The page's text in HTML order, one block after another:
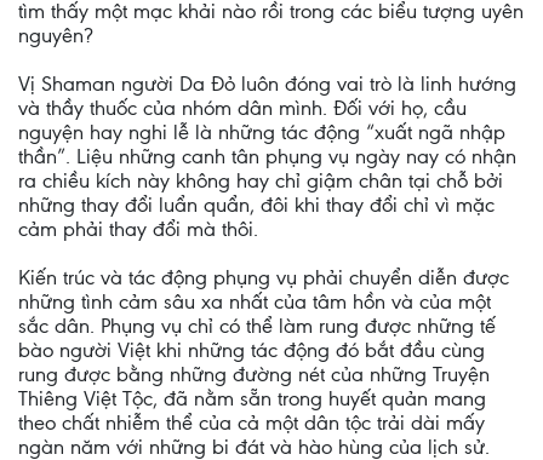
tìm thấy một mạc khải nào rồi trong các biểu tượng uyên
nguyên?
Vị Shaman người Da Ðỏ luôn đóng vai trò là linh hướng
và thầy thuốc của nhóm dân mình. Ðối với họ, cầu
nguyện hay nghi lễ là những tác động “xuất ngã nhập
thần”. Liệu những canh tân phụng vụ ngày nay có nhận
ra chiều kích này không hay chỉ giậm chân tại chỗ bởi
những thay đổi luẩn quẩn, đôi khi thay đổi chỉ vì mặc
cảm phải thay đổi mà thôi.
Kiến trúc và tác động phụng vụ phải chuyển diễn được
những tình cảm sâu xa nhất của tâm hồn và của một
sắc dân. Phụng vụ chỉ có thể làm rung được những tế
bào người Việt khi những tác động đó bắt đầu cùng
rung được bằng những đường nét của những Truyện
Thiêng Việt Tộc, đã nằm sẵn trong huyết quản mang
theo chất nhiễm thể của cả một dân tộc trải dài mấy
ngàn năm với những bi đát và hào hùng của lịch sử.